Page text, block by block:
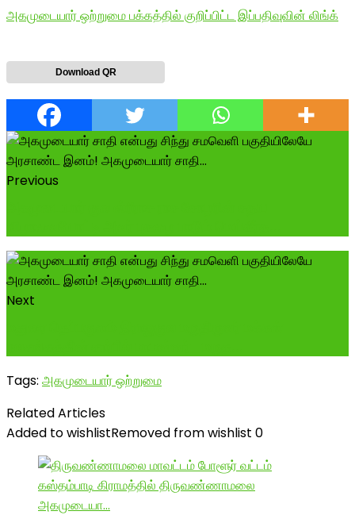
அகமுடையார் ஒற்றுமை பக்கத்தில் குறிப்பிட்ட இப்பதிவுவின் லிங்க்
Download QR
Previous
Next
Tags: அகமுடையார் ஒற்றுமை
Related Articles
Added to wishlistRemoved from wishlist 0